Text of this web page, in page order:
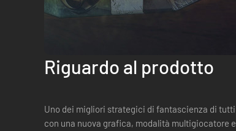
Riguardo al prodotto
Uno dei migliori strategici di fantascienza di
con una nuova grafica, modalità multigiocatore